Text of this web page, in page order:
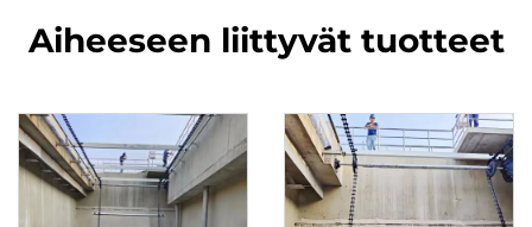
Aiheeseen liittyvät tuotteet